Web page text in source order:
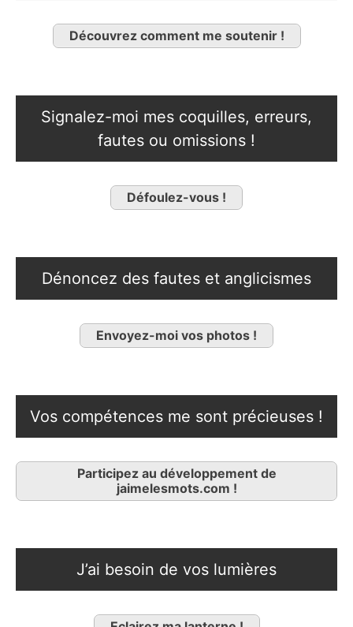
Découvrez comment me soutenir !
Signalez-moi mes coquilles, erreurs,
fautes ou omissions !
Défoulez-vous !
Dénoncez des fautes et anglicismes
Envoyez-moi vos photos !
Vos compétences me sont précieuses !
Participez au développement de
jaimelesmots.com !
J’ai besoin de vos lumières